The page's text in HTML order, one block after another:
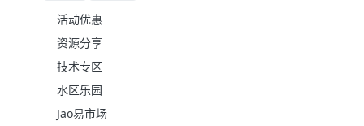
活动优惠
资源分享
技术专区
水区乐园
Jao易市场